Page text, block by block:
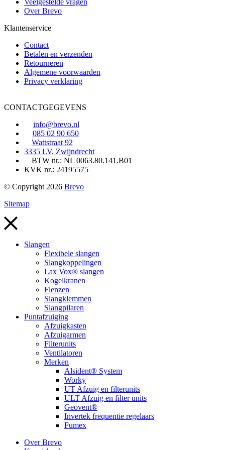
de
productpagina
Over Brevo
Klantenservice
Contact
Betalen en verzenden
Retourneren
Algemene voorwaarden
Privacy verklaring
CONTACTGEGEVENS
info@brevo.nl
085 02 90 650
Wattstraat 92
3335 LV, Zwijndrecht
BTW nr.: NL 0063.80.141.B01
KVK nr.: 24195575
© Copyright 2026 Brevo
Sitemap
Slangen
Flexibele slangen
Slangkoppelingen
Lax Vox® slangen
Kogelkranen
Flenzen
Slangklemmen
Slangpilaren
Puntafzuiging
Afzuigkasten
Afzuigarmen
Filterunits
Ventilatoren
Merken
Alsident® System
Worky
UT Afzuig en filterunits
ULT Afzuig en filter units
Geovent®
Invertek frequentie regelaars
Fumex
Over Brevo